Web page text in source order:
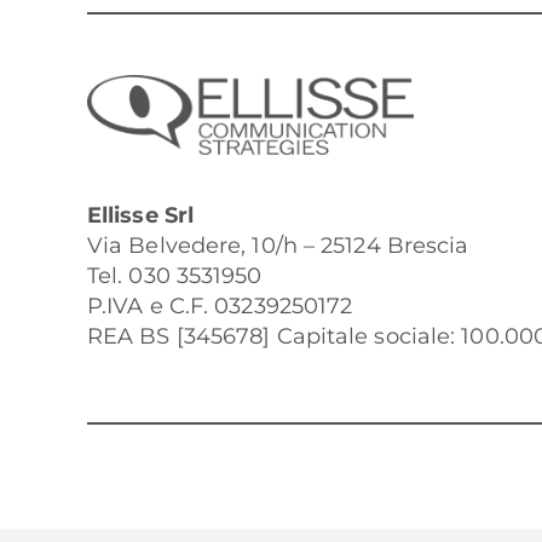
Ellisse Srl
Via Belvedere, 10/h – 25124 Brescia
Tel. 030 3531950
P.IVA e C.F. 03239250172
REA BS [345678] Capitale sociale: